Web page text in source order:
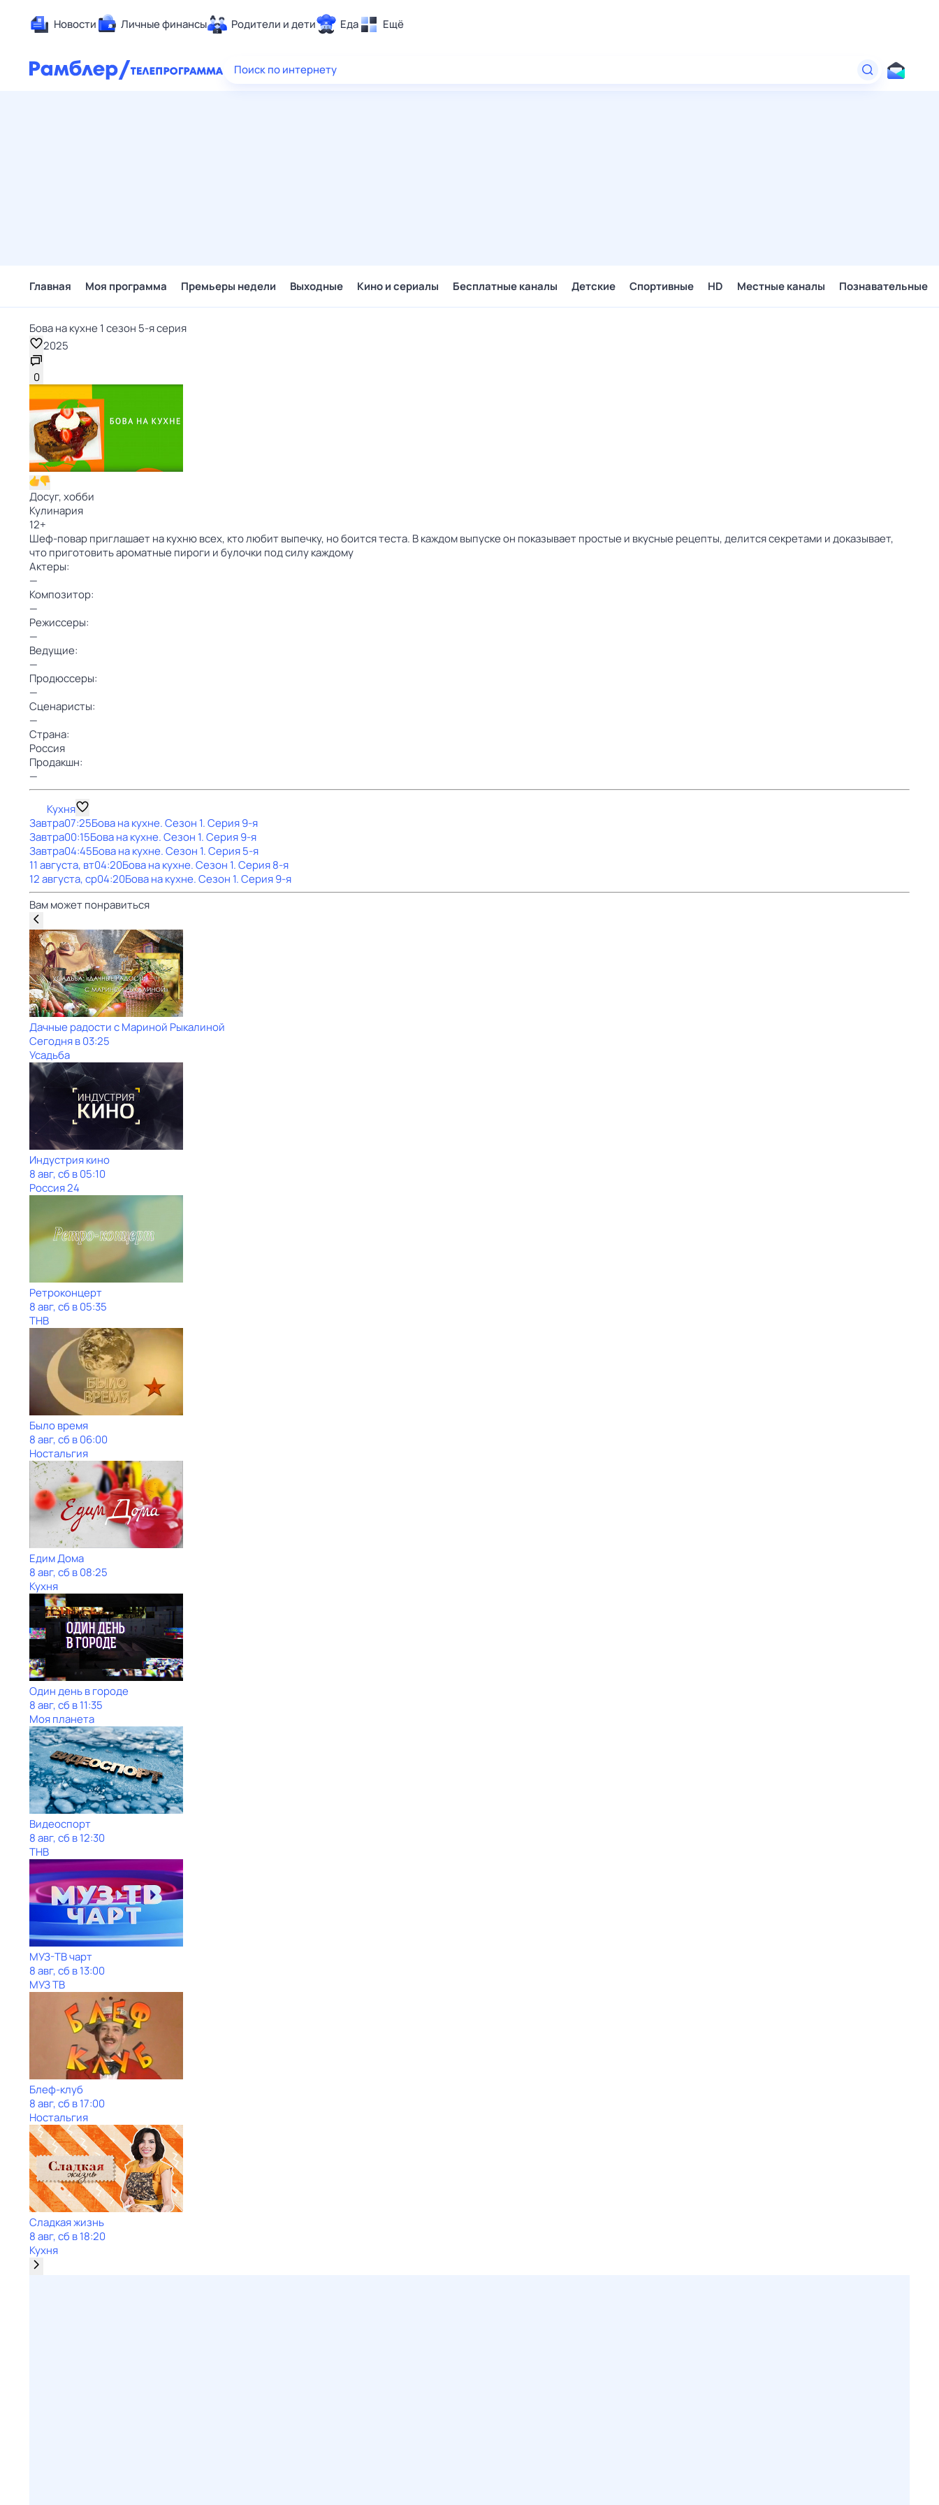
Новости Личные финансы Родители и дети Еда Ещё
Здоровье
Поиск по интернету
Главная Моя программа Премьеры недели Выходные Кино и сериалы Бесплатные каналы Детские Спортивные HD Местные каналы Познавательные
Бова на кухне 1 сезон 5-я серия
2025
0
Досуг, хобби
Кулинария
12+
Шеф-повар приглашает на кухню всех, кто любит выпечку, но боится теста. В каждом выпуске он показывает простые и вкусные рецепты, делится секретами и доказывает,
что приготовить ароматные пироги и булочки под силу каждому
Актеры:
—
Композитор:
—
Режиссеры:
—
Ведущие:
—
Продюссеры:
—
Сценаристы:
—
Страна:
Россия
Продакшн:
—
Кухня
Завтра07:25Бова на кухне. Сезон 1. Серия 9-я
Завтра00:15Бова на кухне. Сезон 1. Серия 9-я
Завтра04:45Бова на кухне. Сезон 1. Серия 5-я
11 августа, вт04:20Бова на кухне. Сезон 1. Серия 8-я
12 августа, ср04:20Бова на кухне. Сезон 1. Серия 9-я
Вам может понравиться
Дачные радости с Мариной Рыкалиной
Сегодня в 03:25
Усадьба
Индустрия кино
8 авг, сб в 05:10
Россия 24
Ретроконцерт
8 авг, сб в 05:35
ТНВ
Было время
8 авг, сб в 06:00
Ностальгия
Едим Дома
8 авг, сб в 08:25
Кухня
Один день в городе
8 авг, сб в 11:35
Моя планета
Видеоспорт
8 авг, сб в 12:30
ТНВ
МУЗ-ТВ чарт
8 авг, сб в 13:00
МУЗ ТВ
Блеф-клуб
8 авг, сб в 17:00
Ностальгия
Сладкая жизнь
8 авг, сб в 18:20
Кухня